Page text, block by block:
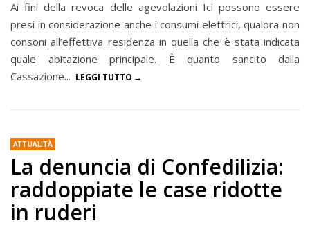
Ai fini della revoca delle agevolazioni Ici possono essere
presi in considerazione anche i consumi elettrici, qualora non
consoni all’effettiva residenza in quella che è stata indicata
quale abitazione principale. È quanto sancito dalla
Cassazione... LEGGI TUTTO
ATTUALITÀ
La denuncia di Confedilizia:
raddoppiate le case ridotte
in ruderi